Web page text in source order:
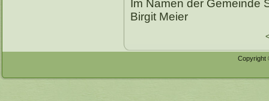
Im Namen der Gemeinde
Birgit Meier
Copyright